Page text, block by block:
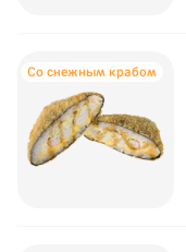
Со снежным крабом